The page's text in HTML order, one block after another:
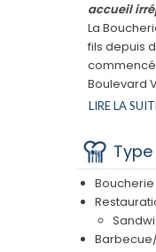
accueil
La
fils depuis
commencé
Boulevard
fait
supérieure.
Depuis
grillades.
permettra
cacher
LIRE LA